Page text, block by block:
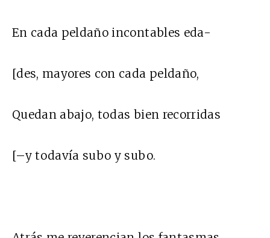
En cada peldaño incontables eda-
[des, mayores con cada peldaño,
Quedan abajo, todas bien recorridas
[–y todavía subo y subo.